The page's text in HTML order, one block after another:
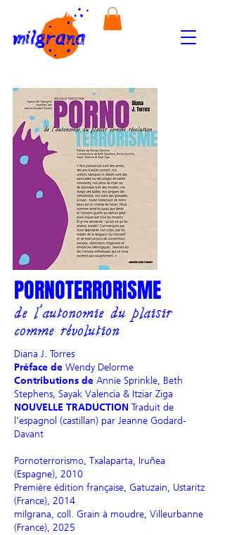
PORNOTERRORISME
de l’autonomie du plaisir
comme révolution
Diana J. Torres
Préface de Wendy Delorme
Contributions de Annie Sprinkle, Beth
Stephens, Sayak Valencia & Itziar Ziga
NOUVELLE TRADUCTION Traduit de
l’espagnol (castillan) par Jeanne Godard-
Davant
Pornoterrorismo, Txalaparta, Iruñea
(Espagne), 2010
Première édition française, Gatuzain, Ustaritz
(France), 2014
milgrana, coll. Grain à moudre, Villeurbanne
(France), 2025